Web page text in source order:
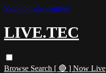
Skip to main content
LIVE.TEC
Browse Search [ 🔴 ] Now Live